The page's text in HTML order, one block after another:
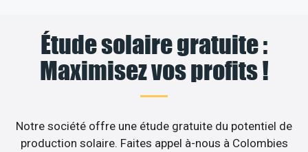
Étude solaire gratuite :
Maximisez vos profits !
Notre société offre une étude gratuite du potentiel de
production solaire. Faites appel à-nous à Colombies